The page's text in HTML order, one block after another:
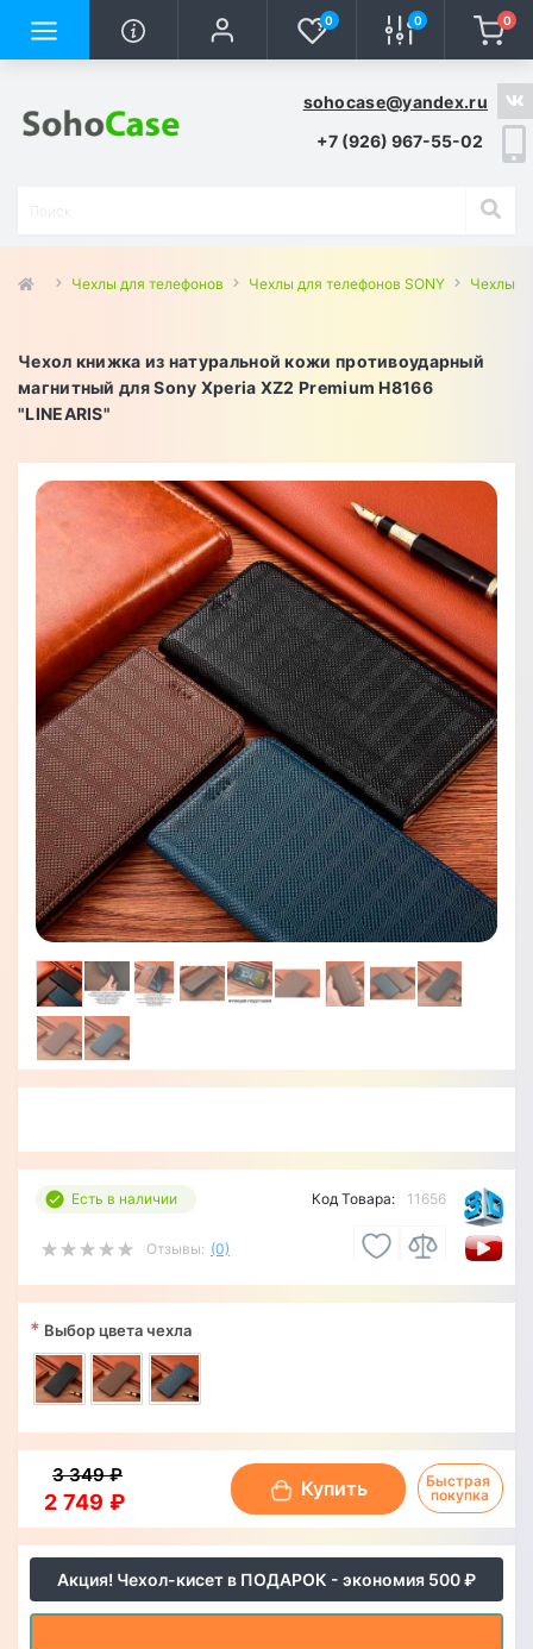
0 0 0
sohocase@yandex.ru
+7 (926) 967-55-02
Чехлы для телефонов Чехлы для телефонов SONY Чехлы
Чехол книжка из натуральной кожи противоударный
магнитный для Sony Xperia XZ2 Premium H8166
"LINEARIS"
Есть в наличии
Отзывы: (0)
Код Товара: 11656
Акция! Чехол-кисет в ПОДАРОК - экономия 500 ₽
* Выбор цвета чехла
2 749 ₽
3 349 ₽
Купить
Быстрая
покупка